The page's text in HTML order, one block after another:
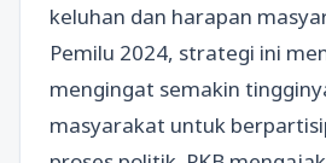
keluhan dan harapan
Pemilu 2024, strategi ini
mengingat semakin
masyarakat untuk